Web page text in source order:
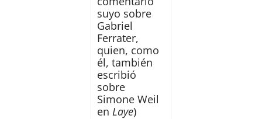
suyo sobre
Gabriel
Ferrater,
quien, como
él, también
escribió
sobre
Simone Weil
en Laye)